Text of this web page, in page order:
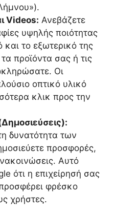
Videos: Ανεβάζετε
υψηλής ποιότητας
το εξωτερικό της
προϊόντα σας ή τις
Οι
οπτικό υλικό
κλικ προς την
δυνατότητα των
προσφορές,
Αυτό
ότι η επιχείρησή σας
φρέσκο
χρήστες.